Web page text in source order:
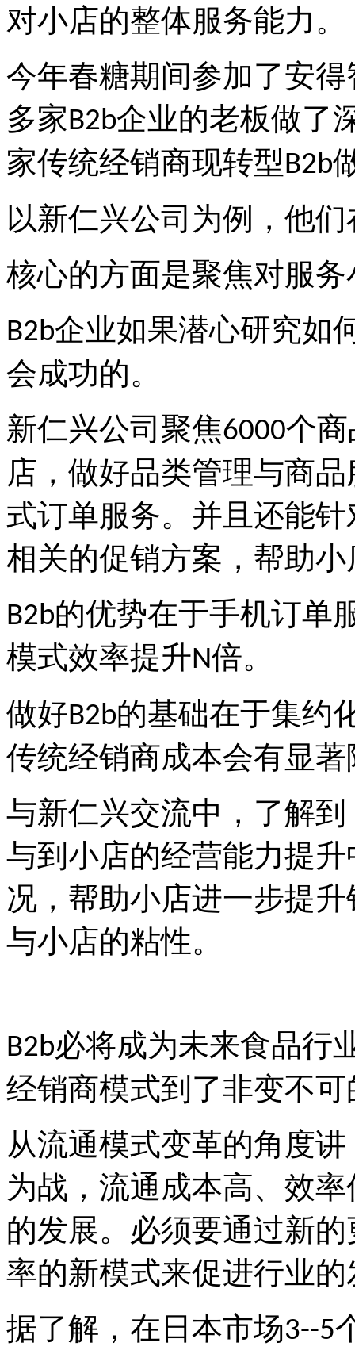
对小店的整体服务能力。
今年春糖期间参加了安
多家B2b企业的老板做了
家传统经销商现转型B2b
以新仁兴公司为例，他
核心的方面是聚焦对服
B2b企业如果潜心研究如
会成功的。
新仁兴公司聚焦6000个
店，做好品类管理与商
式订单服务。并且还能
相关的促销方案，帮助
B2b的优势在于手机订单
模式效率提升N倍。
做好B2b的基础在于集约
传统经销商成本会有显
与新仁兴交流中，了解
与到小店的经营能力提
况，帮助小店进一步提
与小店的粘性。
B2b必将成为未来食品行
经销商模式到了非变不
从流通模式变革的角度
为战，流通成本高、效
的发展。必须要通过新
率的新模式来促进行业的
据了解，在日本市场3--5